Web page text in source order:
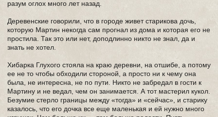
разум оглох много лет назад.
Деревенские говорили, что в городе живет старикова дочь,
которую Мартин некогда сам прогнал из дома и которая его не
простила. Так это или нет, доподлинно никто не знал, да и
знать не хотел.
Хибарка Глухого стояла на краю деревни, на отшибе, а потому
ее не то чтобы обходили стороной, а просто ни к чему она
была, не интересна, не по пути. Никто не забредал в гости к
Мартину и не ведал, чем он занимается. А тот мастерил кукол.
Безумие стерло границы между «тогда» и «сейчас», и старику
казалось, что его дочка все еще маленькая и ей нужно много